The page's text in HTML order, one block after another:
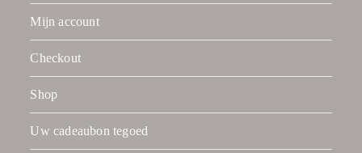
Mijn account
Checkout
Shop
Uw cadeaubon tegoed